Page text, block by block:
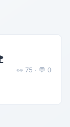
👀️ 75 · 💬 0